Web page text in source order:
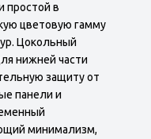
простой в
цветовую гамму
Цокольный
нижней части
защиту от
панели и
минимализм,